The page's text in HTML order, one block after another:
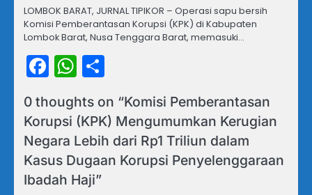
LOMBOK BARAT, JURNAL TIPIKOR – Operasi sapu bersih
Komisi Pemberantasan Korupsi (KPK) di Kabupaten
Lombok Barat, Nusa Tenggara Barat, memasuki…
Facebook
WhatsApp
0 thoughts on “Komisi Pemberantasan
Korupsi (KPK) Mengumumkan Kerugian
Negara Lebih dari Rp1 Triliun dalam
Kasus Dugaan Korupsi Penyelenggaraan
Ibadah Haji”